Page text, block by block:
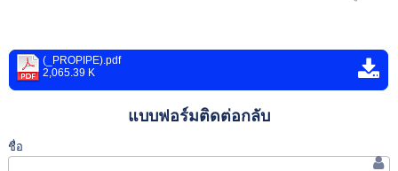
(_PROPIPE).pdf
2,065.39 K
แบบฟอร์มติดต่อกลับ
ชื่อ